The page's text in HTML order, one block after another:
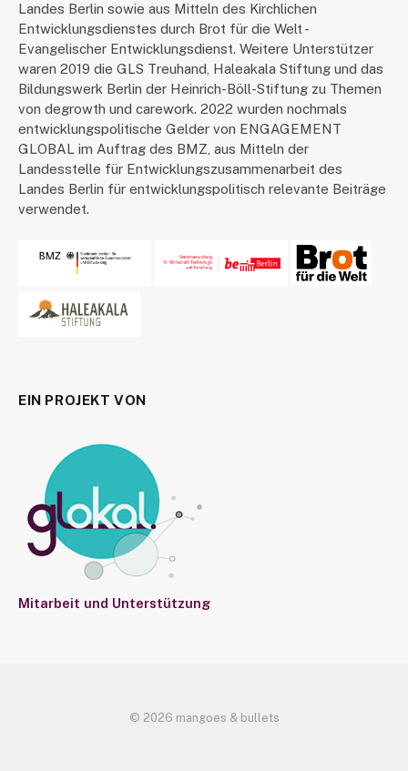
Landes Berlin sowie aus Mitteln des Kirchlichen
Entwicklungsdienstes durch Brot für die Welt -
Evangelischer Entwicklungsdienst. Weitere Unterstützer
waren 2019 die GLS Treuhand, Haleakala Stiftung und das
Bildungswerk Berlin der Heinrich-Böll-Stiftung zu Themen
von degrowth und carework. 2022 wurden nochmals
entwicklungspolitische Gelder von ENGAGEMENT
GLOBAL im Auftrag des BMZ, aus Mitteln der
Landesstelle für Entwicklungszusammenarbeit des
Landes Berlin für entwicklungspolitisch relevante Beiträge
verwendet.
EIN PROJEKT VON
Mitarbeit und Unterstützung
© 2026 mangoes & bullets